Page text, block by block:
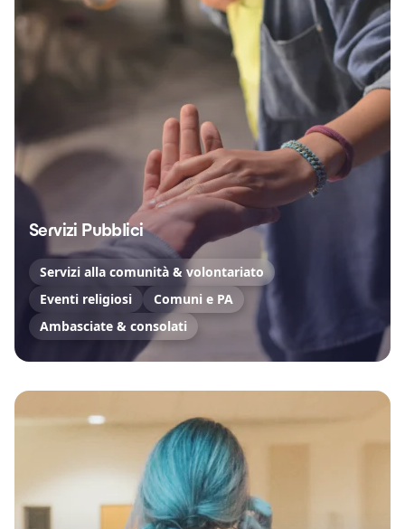
Servizi Pubblici
Servizi alla comunità & volontariato
Eventi religiosi
Comuni e PA
Ambasciate & consolati